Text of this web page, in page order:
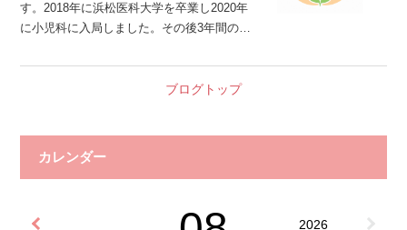
す。2018年に浜松医科大学を卒業し2020年
に小児科に入局しました。その後3年間の後
め、2024年から2年間愛知で小児腎臓の研修
を行い、この4月から大学病院で勤務してお
療で得られた成果・知見を発表し、
ブログトップ
カレンダー
2026